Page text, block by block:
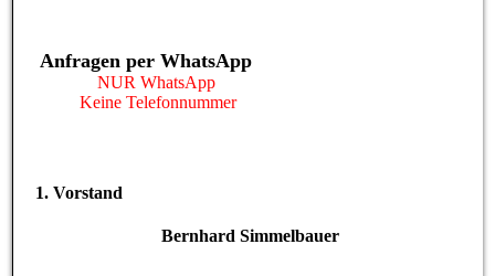
Anfragen per WhatsApp
NUR WhatsApp
Keine Telefonnummer
1. Vorstand
Bernhard Simmelbauer